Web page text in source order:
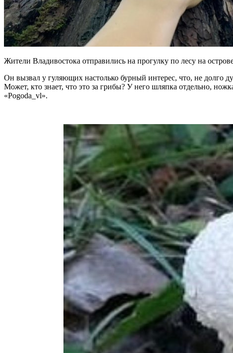
Жители Владивостока отправились на прогулку по лесу на
Он вызвал у гуляющих настолько бурный интерес, что, не долго
Может, кто знает, что это за грибы? У него шляпка отдельно,
«Pogoda_vl».